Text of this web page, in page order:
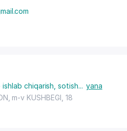
ishlab chiqarish, sotish... yana
, m-v KUSHBEGI, 18